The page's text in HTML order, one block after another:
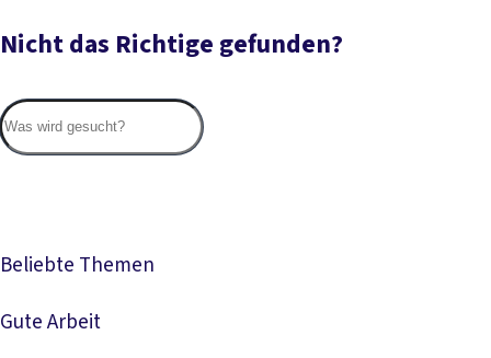
Nicht das Richtige gefunden?
Beliebte Themen
Gute Arbeit